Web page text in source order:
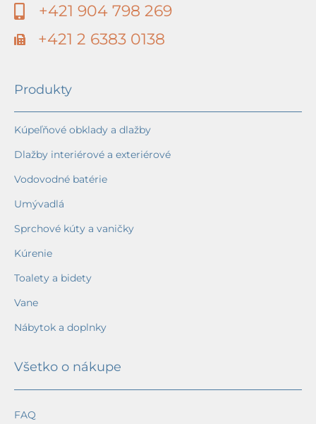
+421 904 798 269
+421 2 6383 0138
Produkty
Kúpeľňové obklady a dlažby
Dlažby interiérové a exteriérové
Vodovodné batérie
Umývadlá
Sprchové kúty a vaničky
Kúrenie
Toalety a bidety
Vane
Nábytok a doplnky
Všetko o nákupe
FAQ